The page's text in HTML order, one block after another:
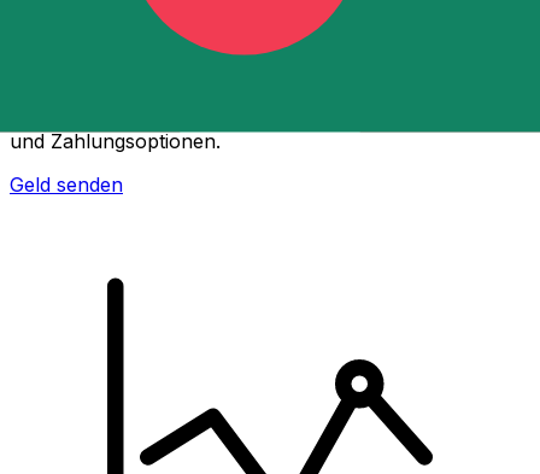
XE Internationaler Geldtransfer
und Zahlungsoptionen.
Geld senden